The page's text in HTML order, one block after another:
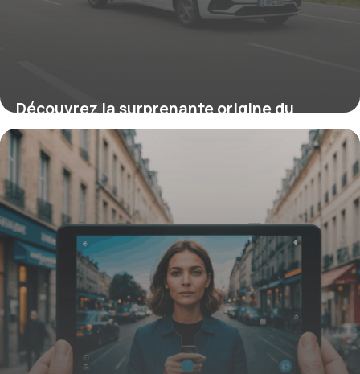
Découvrez la surprenante origine du
certificat de capacité qui révolutionne
aujourd’hui la sécurité routière et l’avenir
du transport professionnel
9 octobre 2025